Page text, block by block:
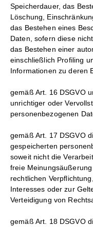
Speicherdauer, das
Löschung,
das Bestehen eines
Daten, sofern diese
das Bestehen einer
einschließlich Profiling
Informationen zu deren
gemäß Art. 16 DSGVO
unrichtiger oder
personenbezogenen
gemäß Art. 17 DSGVO
gespeicherten
soweit nicht die
freie
rechtlichen
Interesses oder zur
Verteidigung von
gemäß Art. 18 DSGVO